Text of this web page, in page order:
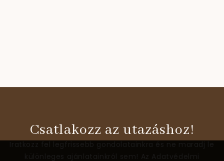
Csatlakozz az utazáshoz!